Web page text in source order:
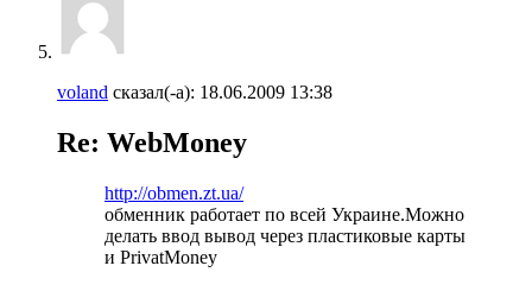
voland сказал(-а): 18.06.2009 13:38
Re: WebMoney
http://obmen.zt.ua/
обменник работает по всей Украине.Можно
делать ввод вывод через пластиковые карты
и PrivatMoney